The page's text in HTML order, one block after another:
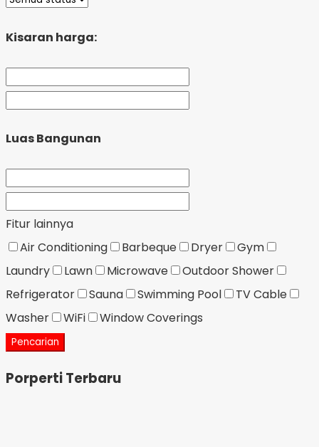
Kisaran harga:
Luas Bangunan
Fitur lainnya
Air Conditioning
Barbeque Dryer
Gym
Laundry
Lawn Microwave
Outdoor Shower
Refrigerator
Sauna Swimming Pool
TV Cable
Washer
WiFi Window Coverings
Pencarian
Porperti Terbaru